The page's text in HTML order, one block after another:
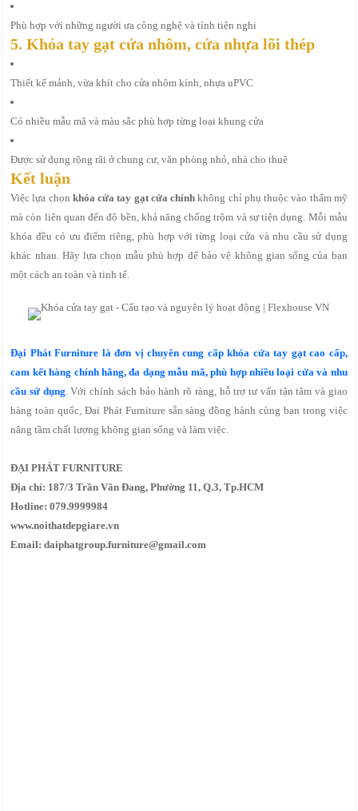
Phù hợp với những người ưa công nghệ và tính tiện nghi
5. Khóa tay gạt cửa nhôm, cửa nhựa lõi thép
Thiết kế mảnh, vừa khít cho cửa nhôm kính, nhựa uPVC
Có nhiều mẫu mã và màu sắc phù hợp từng loại khung cửa
Được sử dụng rộng rãi ở chung cư, văn phòng nhỏ, nhà cho thuê
Kết luận
Việc lựa chọn khóa cửa tay gạt cửa chính không chỉ phụ thuộc vào thẩm mỹ
mà còn liên quan đến độ bền, khả năng chống trộm và sự tiện dụng. Mỗi mẫu
khóa đều có ưu điểm riêng, phù hợp với từng loại cửa và nhu cầu sử dụng
khác nhau. Hãy lựa chọn mẫu phù hợp để bảo vệ không gian sống của bạn
một cách an toàn và tinh tế.
Đại Phát Furniture là đơn vị chuyên cung cấp khóa cửa tay gạt cao cấp,
cam kết hàng chính hãng, đa dạng mẫu mã, phù hợp nhiều loại cửa và nhu
cầu sử dụng. Với chính sách bảo hành rõ ràng, hỗ trợ tư vấn tận tâm và giao
hàng toàn quốc, Đại Phát Furniture sẵn sàng đồng hành cùng bạn trong việc
nâng tầm chất lượng không gian sống và làm việc.
ĐẠI PHÁT FURNITURE
Địa chỉ: 187/3 Trần Văn Đang, Phường 11, Q.3, Tp.HCM
Hotline: 079.9999984
www.noithatdepgiare.vn
Email: daiphatgroup.furniture@gmail.com